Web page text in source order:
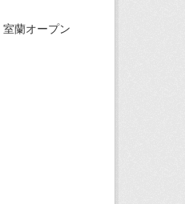
室蘭オープン